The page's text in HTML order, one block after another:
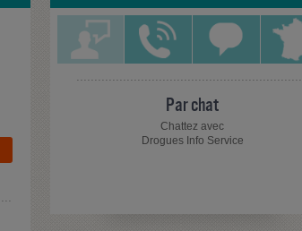
Par chat
Chattez avec
Drogues Info Service